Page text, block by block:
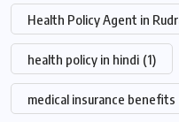
Health Policy Agent in
health policy in hindi (1)
medical insurance benefits